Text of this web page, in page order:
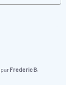
parFrederic B.